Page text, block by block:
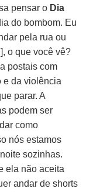
pensar o Dia
do bombom. Eu
pela rua ou
o que você vê?
postais com
e da violência
parar. A
podem ser
como
nós estamos
sozinhas.
ela não aceita
andar de shorts